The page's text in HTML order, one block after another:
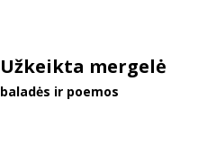
Užkeikta mergelė
baladės ir poemos